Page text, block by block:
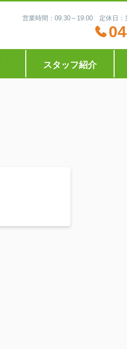
営業時間：09:30～19:00 定休日
スタッフ紹介